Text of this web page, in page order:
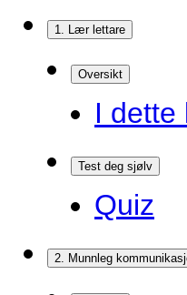
1. Lær lettare
Oversikt
I
Test deg sjølv
Quiz
2. Munnleg